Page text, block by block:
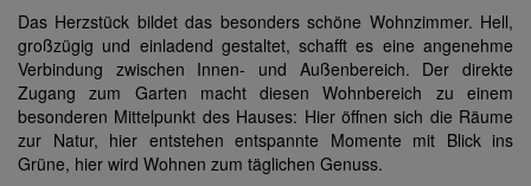
Das Herzstück bildet das besonders schöne Wohnzimmer. Hell,
großzügig und einladend gestaltet, schafft es eine angenehme
Verbindung zwischen Innen- und Außenbereich. Der direkte
Zugang zum Garten macht diesen Wohnbereich zu einem
besonderen Mittelpunkt des Hauses: Hier öffnen sich die Räume
zur Natur, hier entstehen entspannte Momente mit Blick ins
Grüne, hier wird Wohnen zum täglichen Genuss.